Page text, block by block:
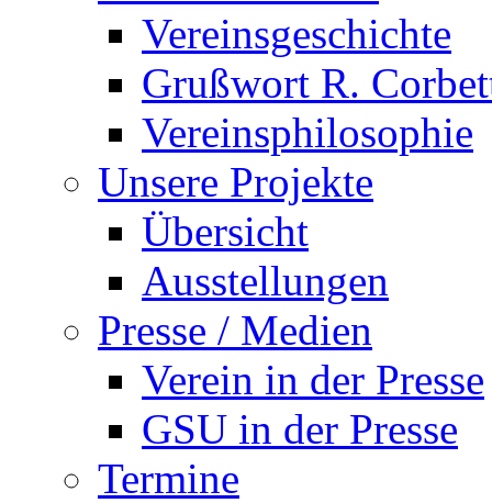
Vereinsgeschichte
Grußwort R.
Vereinsphilosophie
Unsere Projekte
Übersicht
Ausstellungen
Presse / Medien
Verein in der Presse
GSU in der Presse
Termine